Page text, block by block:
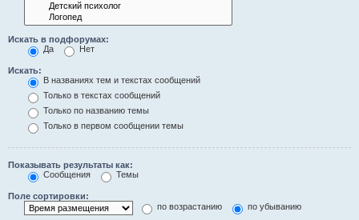
Искать в подфорумах:
Да
Нет
Искать:
В названиях тем и текстах сообщений
Только в текстах сообщений
Только по названию темы
Только в первом сообщении темы
Показывать результаты как:
Сообщения
Темы
Поле сортировки:
по возрастанию
по убыванию